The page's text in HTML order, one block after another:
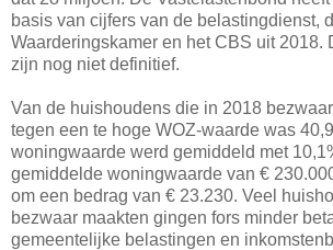
basis van cijfers van de belastingdienst,
Waarderingskamer en het CBS uit 2018.
zijn nog niet definitief.
Van de huishoudens die in 2018
tegen een te hoge WOZ-waarde was
woningwaarde werd gemiddeld met
gemiddelde woningwaarde van €
om een bedrag van € 23.230. Veel
bezwaar maakten gingen fors minder
gemeentelijke belastingen en